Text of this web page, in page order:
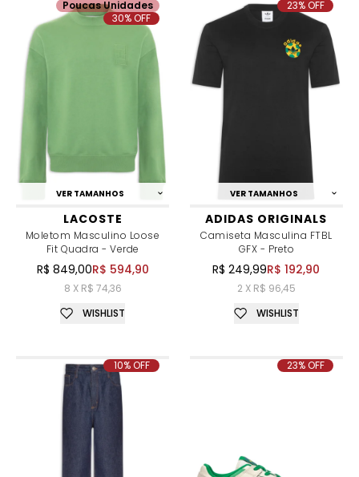
VER TAMANHOS
LACOSTE
Moletom Masculino Loose
Fit Quadra - Verde
R$ 849,00R$ 594,90
8 X R$ 74,36
Poucas Unidades
30% OFF
WISHLIST
VER TAMANHOS
ADIDAS ORIGINALS
Camiseta Masculina FTBL
GFX - Preto
R$ 249,99R$ 192,90
2 X R$ 96,45
23% OFF
WISHLIST
10% OFF 23% OFF